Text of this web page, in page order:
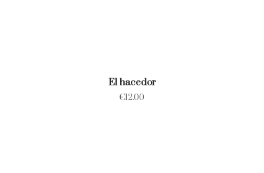
El hacedor
€12.00